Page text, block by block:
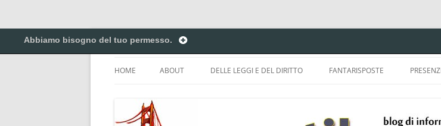
Vai
al
contenuto
Pontilex
HOME ABOUT DELLE LEGGI E DEL DIRITTO FANTARISPOSTE
Abbiamo bisogno del tuo permesso.